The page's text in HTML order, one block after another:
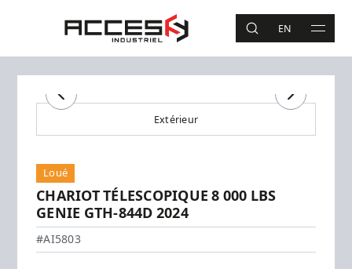
Accès Industriel
RECHERCHE
EN MAIN
Recherche
Précédent Suivant
Extérieur
Loué
CHARIOT TÉLESCOPIQUE 8 000 LBS
GENIE GTH-844D 2024
Genie - GTH-844D
#AI5803